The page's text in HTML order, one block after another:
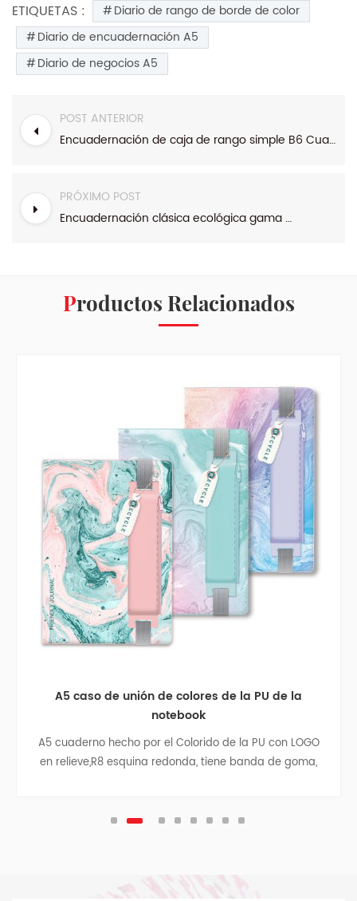
ETIQUETAS :
Diario de rango de borde de color
Diario de encuadernación A5
Diario de negocios A5
POST ANTERIOR
Encuadernación de caja de rango simple B6 Cuaderno de tapa dura
PRÓXIMO POST
Encuadernación clásica ecológica gama A6 Cuaderno de tapa dura
Productos Relacionados
A5 caso de unión de colores de la PU de la
notebook
A5 cuaderno hecho por el Colorido de la PU con LOGO
en relieve,R8 esquina redonda, tiene banda de goma,
posterior, la astilla colgante.